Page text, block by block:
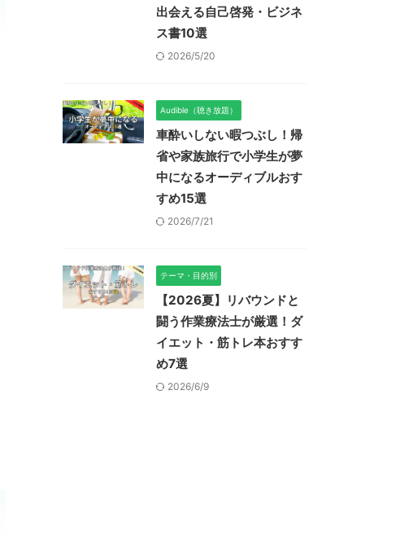
出会える自己啓発・ビジネ
ス書10選
2026/5/20
Audible（聴き放題）
車酔いしない暇つぶし！帰
省や家族旅行で小学生が夢
中になるオーディブルおす
すめ15選
2026/7/21
テーマ・目的別
【2026夏】リバウンドと
闘う作業療法士が厳選！ダ
イエット・筋トレ本おすす
め7選
2026/6/9